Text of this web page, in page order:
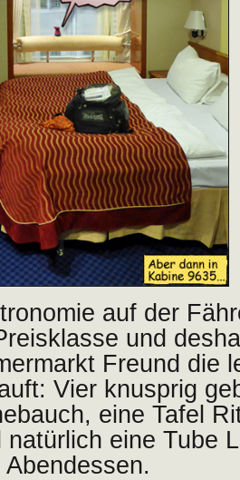
auf der
und
Freund die
Vier knusprig
eine Tafel
natürlich eine Tube